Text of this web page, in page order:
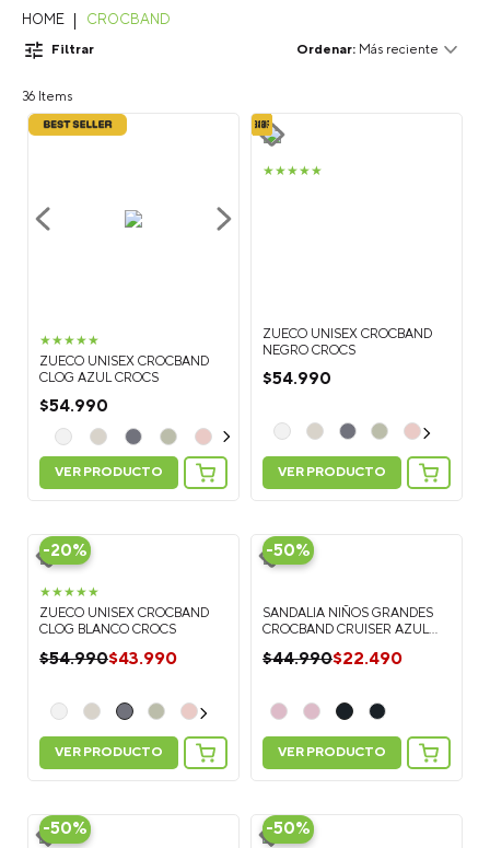
CROCBAND
Filtrar Más reciente
36
★★★★★
ZUECO UNISEX CROCBAND
CLOG AZUL CROCS
$54.990
VER PRODUCTO
★★★★★
ZUECO UNISEX CROCBAND
NEGRO CROCS
$54.990
VER PRODUCTO
-20%
★★★★★
ZUECO UNISEX CROCBAND
CLOG BLANCO CROCS
$54.990$43.990
VER PRODUCTO
-50%
SANDALIA NIÑOS GRANDES
CROCBAND CRUISER AZUL
$44.990$22.490
VER PRODUCTO
-50% -50%